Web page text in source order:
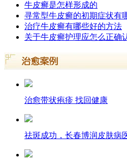
牛皮癣是怎样形成的
寻常型牛皮癣的初期症状有
治疗牛皮癣有哪些好的方法
关于牛皮癣护理应怎么正确
治愈带状疱疹 找回健康
祛斑成功，长春博润皮肤病